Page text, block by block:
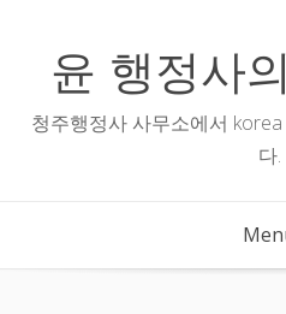
content윤 행정사
청주행정사 사무소에서
다.